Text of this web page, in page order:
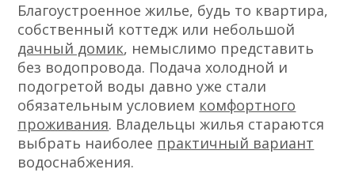
Благоустроенное жилье, будь то квартира,
собственный коттедж или небольшой
дачный домик, немыслимо представить
без водопровода. Подача холодной и
подогретой воды давно уже стали
обязательным условием комфортного
проживания. Владельцы жилья стараются
выбрать наиболее практичный вариант
водоснабжения.